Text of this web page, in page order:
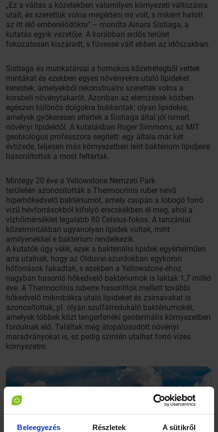
Beleegyezés Részletek A sütikről
„Ez a váltás a kőzetekben valamilyen környezeti változásra
utalt, és szerettük volna megérteni mi volt, s miként hatott
az itt élő emberelődökre” – mondta Ainara Sistiaga, a
kutatás egyik vezetője. A korábban erdős terület
fokozatosan kiszáradt, s füvessé vált ebben az időszakban.
Sistiaga és munkatársai a homokos kőzetrétegből vettek
mintákat és ezekben egyes növényekre utaló lipideket
kerestek, amelyekből rekonstruálni szerették volna a
korabeli növénytakarót. Azonban az elemzések közben
egészen különös dolgokra bukkantak: olyan lipidekre,
amelyek gyökeresen eltértek a Sistiaga által jól ismert
növényi lipidektől. A kutatásban Roger Simmons, az MIT
geobiológus professzora segített: egy általa már két
évtizede, teljesen más környezetben leírt baktérium lipidjeire
hasonlítottak a most feltártak.
Mintegy 20 éve a Yellowstone Nemzeti Park
területén azonosították a Thermocrinis ruber nevű
hiperhőkedvelő baktériumot, amely csupán a lobogó forró
vizű hévforrásokból kifolyó erecskékben él meg, ahol a
vízhőmérséklet legalább 80 Celsius-fokos. A tanzániai
kőzetmintákban ugyanolyan lipidek voltak, mint
amilyenekkel e baktérium rendelkezik.
A kutatók úgy vélik, ezek a bakteriális lipidek egyértelműen
arra utalnak, hogy az Olduvai-szurdokban egykoron
hőforrások fakadtak, s ezekben a Yellowstone-éhoz
nagyban hasonló hőkedvelő baktériumok is laktak 1,7 millió
éve. A Thermocrinis ruberre hasonlítók mellett további
hőkedvelő mikrobákra utaló lipideket és zsírsavakat is
azonosítottak, pl. olyan szulfátredukáló baktériumokét,
amelyek többek közt tengerfenéki geotermális környezetben
fordulnak elő. Találtak még átopálosodott növényi
maradványokat is, ez pedig szintén utalhat forró vizes
környezetre.